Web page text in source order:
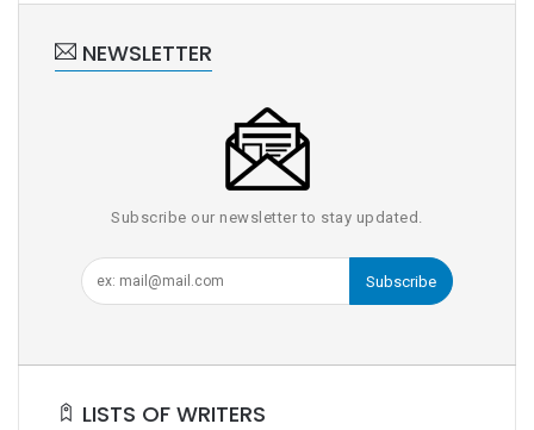
NEWSLETTER
Subscribe our newsletter to stay updated.
Subscribe
LISTS OF WRITERS